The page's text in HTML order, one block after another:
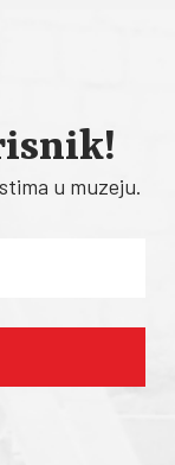
u muzeju.